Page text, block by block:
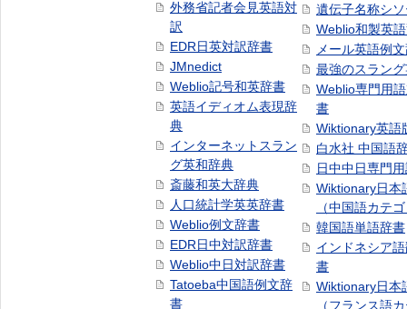
外務省記者会見英語対
訳
EDR日英対訳辞書
JMnedict
Weblio記号和英辞書
英語イディオム表現辞
典
インターネットスラン
グ英和辞典
斎藤和英大辞典
人口統計学英英辞書
Weblio例文辞書
EDR日中対訳辞書
Weblio中日対訳辞書
Tatoeba中国語例文辞
書
遺伝子名称シ
Weblio和製英
メール英語例
最強のスラン
Weblio専門用
書
Wiktionary英語
白水社 中国語
日中中日専門
Wiktionary日本
（中国語カテ
韓国語単語辞書
インドネシア
書
Wiktionary日本
（フランス語